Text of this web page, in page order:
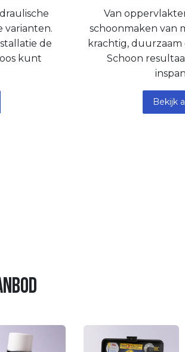
Van
schoonmaken van
krachtig,
Schoon
Bekijk
varianten.
de
kunt